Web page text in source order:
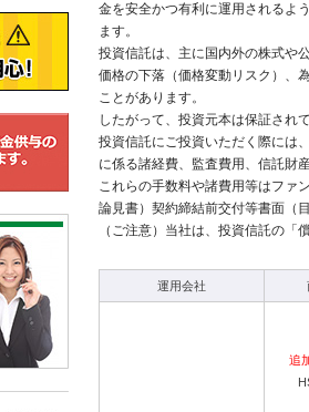
金を安全かつ有利に運用されるよ
ます。
投資信託は、主に国内外の株式や
価格の下落（価格変動リスク）、
ことがあります。
したがって、投資元本は保証され
投資信託にご投資いただく際には
に係る諸経費、監査費用、信託財
これらの手数料や諸費用等はファ
論見書）契約締結前交付等書面（
（ご注意）当社は、投資信託の
運用会社
追